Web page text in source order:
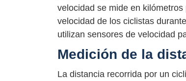
velocidad se mide en
velocidad de los ciclistas
utilizan sensores de velocidad
Medición de la
La distancia recorrida por un